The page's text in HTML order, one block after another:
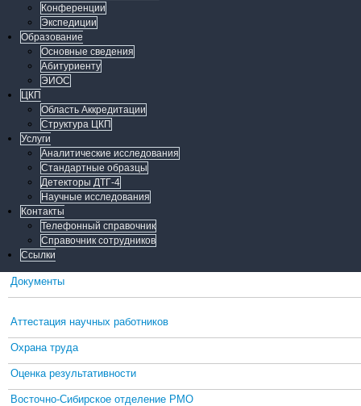
Конференции
Экспедиции
Образование
Основные сведения
Абитуриенту
ЭИОС
ЦКП
Область Аккредитации
Структура ЦКП
Услуги
Аналитические исследования
Стандартные образцы
Детекторы ДТГ-4
Научные исследования
Контакты
Телефонный справочник
Справочник сотрудников
Ссылки
Документы
Аттестация научных работников
Охрана труда
Оценка результативности
Восточно-Сибирское отделение РМО